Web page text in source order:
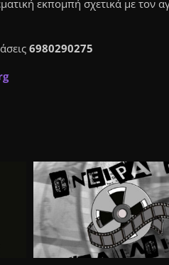
εκπομπή σχετικά με τον
6980290275